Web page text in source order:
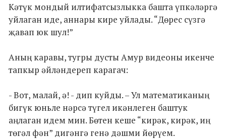
Кәтүк мондый илтифатсызлыкка башта үпкәләргә
уйлаган иде, аннары кире уйлады. “Дөрес сүзгә
җавап юк шул!”
Аның каравы, тугры дусты Амур видеоны икенче
тапкыр әйләндереп карагач:
- Вот, малай, ә! - дип куйды. – Ул математиканың
бигүк юньле нәрсә түгел икәнлеген баштук
аңлаган идем мин. Бөтен кеше “кирәк, кирәк, иң
төгәл фән” дигәнгә генә дәшми йөрүем.